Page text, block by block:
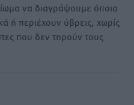
να διαγράψουμε όποια
ή περιέχουν ύβρεις, χωρίς
που δεν τηρούν τους